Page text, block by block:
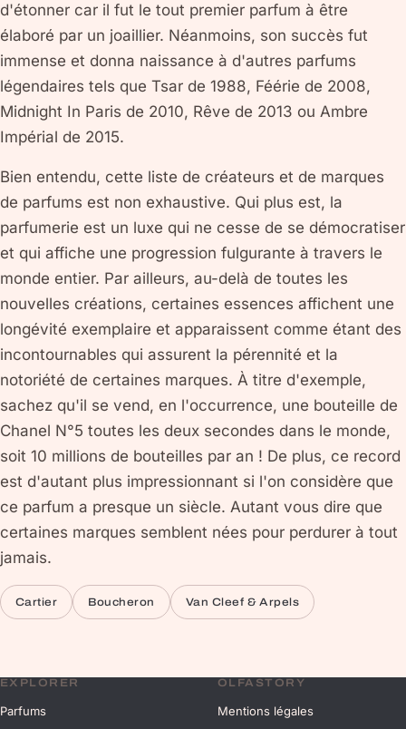
d'étonner car il fut le tout premier parfum à être
élaboré par un joaillier. Néanmoins, son succès fut
immense et donna naissance à d'autres parfums
légendaires tels que Tsar de 1988, Féérie de 2008,
Midnight In Paris de 2010, Rêve de 2013 ou Ambre
Impérial de 2015.
Bien entendu, cette liste de créateurs et de marques
de parfums est non exhaustive. Qui plus est, la
parfumerie est un luxe qui ne cesse de se démocratiser
et qui affiche une progression fulgurante à travers le
monde entier. Par ailleurs, au-delà de toutes les
nouvelles créations, certaines essences affichent une
longévité exemplaire et apparaissent comme étant des
incontournables qui assurent la pérennité et la
notoriété de certaines marques. À titre d'exemple,
sachez qu'il se vend, en l'occurrence, une bouteille de
Chanel N°5 toutes les deux secondes dans le monde,
soit 10 millions de bouteilles par an ! De plus, ce record
est d'autant plus impressionnant si l'on considère que
ce parfum a presque un siècle. Autant vous dire que
certaines marques semblent nées pour perdurer à tout
jamais.
Cartier Boucheron Van Cleef & Arpels
EXPLORER
Parfums
OLFASTORY
Mentions légales